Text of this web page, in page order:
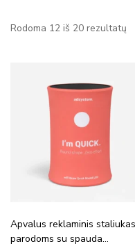
Rodoma 12 iš 20 rezultatų
Apvalus reklaminis staliukas
parodoms su spauda